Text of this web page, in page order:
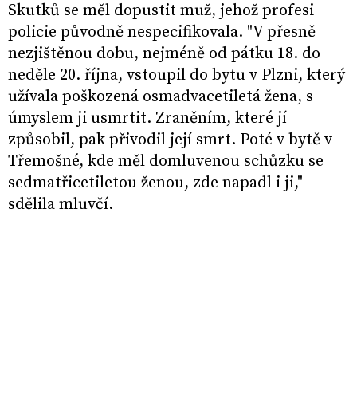
Skutků se měl dopustit muž, jehož profesi
policie původně nespecifikovala. "V přesně
nezjištěnou dobu, nejméně od pátku 18. do
neděle 20. října, vstoupil do bytu v Plzni, který
užívala poškozená osmadvacetiletá žena, s
úmyslem ji usmrtit. Zraněním, které jí
způsobil, pak přivodil její smrt. Poté v bytě v
Třemošné, kde měl domluvenou schůzku se
sedmatřicetiletou ženou, zde napadl i ji,"
sdělila mluvčí.